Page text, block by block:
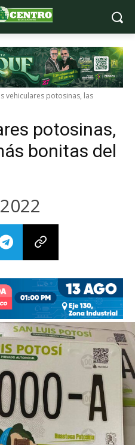
vehiculares potosinas, las
potosinas,
bonitas del